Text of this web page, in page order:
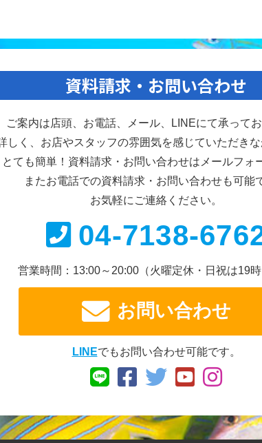
資料請求・お問い合わせ
ご案内は店頭、お電話、メール、
LINEにて承ってお
しく、お店やスタッフの雰囲気を感じていただきな
とても簡単！資料請求・お問い合わせは メールフォ
またお電話での資料請求・ お問い合わせも可能
お気軽にご連絡ください。
04-7138-
営業時間：13:00～20:00 （火曜定休・日祝は19時
お問い合わせ
LINEでもお問い合わせ可能です。